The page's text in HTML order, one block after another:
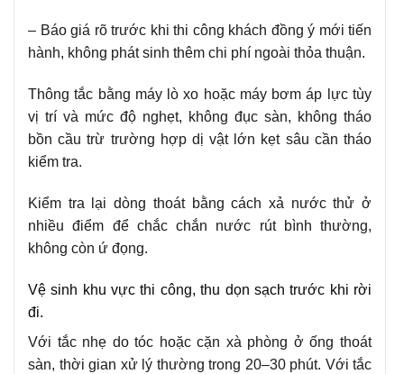
– Báo giá rõ trước khi thi công khách đồng ý mới tiến
hành, không phát sinh thêm chi phí ngoài thỏa thuận.
Thông tắc bằng máy lò xo hoặc máy bơm áp lực tùy
vị trí và mức độ nghẹt, không đục sàn, không tháo
bồn cầu trừ trường hợp dị vật lớn kẹt sâu cần tháo
kiểm tra.
Kiểm tra lại dòng thoát bằng cách xả nước thử ở
nhiều điểm để chắc chắn nước rút bình thường,
không còn ứ đọng.
Vệ sinh khu vực thi công, thu dọn sạch trước khi rời
đi.
Với tắc nhẹ do tóc hoặc cặn xà phòng ở ống thoát
sàn, thời gian xử lý thường trong 20–30 phút. Với tắc